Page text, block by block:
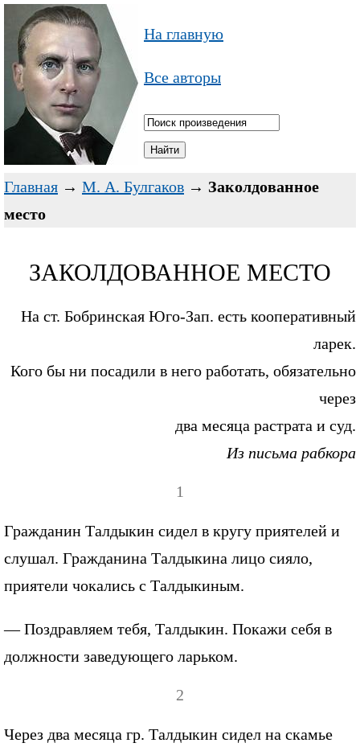
На главную
Все авторы
Главная → М. А. Булгаков → Заколдованное
место
ЗАКОЛДОВАННОЕ МЕСТО
На ст. Бобринская Юго-Зап. есть кооперативный
ларек.
Кого бы ни посадили в него работать, обязательно
через
два месяца растрата и суд.
Из письма рабкора
1
Гражданин Талдыкин сидел в кругу приятелей и
слушал. Гражданина Талдыкина лицо сияло,
приятели чокались с Талдыкиным.
— Поздравляем тебя, Талдыкин. Покажи себя в
должности заведующего ларьком.
2
Через два месяца гр. Талдыкин сидел на скамье